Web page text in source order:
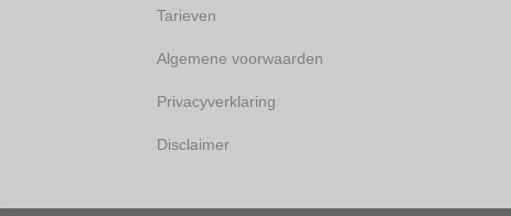
Tarieven
Algemene voorwaarden
Privacyverklaring
Disclaimer